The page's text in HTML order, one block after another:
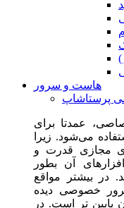
)
هاست و سرور
پرستاشاپ
عمدتا برای
می‌شود. زیرا
مجازی قدرت و
آن بطور
در بیشتر مواقع
خصوصی دیده
پایین تر است. در